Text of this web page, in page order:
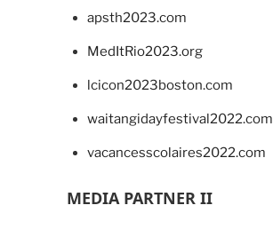
apsth2023.com
MedItRio2023.org
lcicon2023boston.com
waitangidayfestival2022.com
vacancesscolaires2022.com
MEDIA PARTNER II